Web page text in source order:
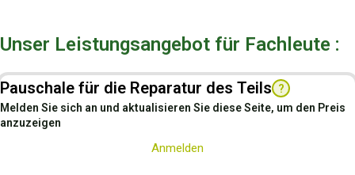
Unser Leistungsangebot für Fachleute :
Pauschale für die Reparatur des Teils ?
Melden Sie sich an und aktualisieren Sie diese Seite, um den Preis
anzuzeigen
Anmelden